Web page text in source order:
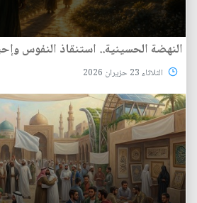
النهضة الحسينية.. استنقاذ النفوس
الثلاثاء 23 حزيران 2026